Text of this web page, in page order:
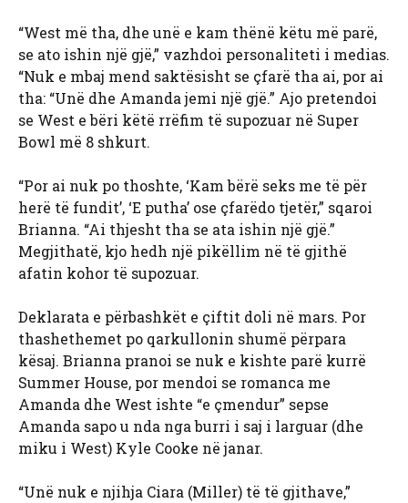
“West më tha, dhe unë e kam thënë këtu më parë,
se ato ishin një gjë,” vazhdoi personaliteti i medias.
“Nuk e mbaj mend saktësisht se çfarë tha ai, por ai
tha: “Unë dhe Amanda jemi një gjë.” Ajo pretendoi
se West e bëri këtë rrëfim të supozuar në Super
Bowl më 8 shkurt.
“Por ai nuk po thoshte, ‘Kam bërë seks me të për
herë të fundit’, ‘E putha’ ose çfarëdo tjetër,” sqaroi
Brianna. “Ai thjesht tha se ata ishin një gjë.”
Megjithatë, kjo hedh një pikëllim në të gjithë
afatin kohor të supozuar.
Deklarata e përbashkët e çiftit doli në mars. Por
thashethemet po qarkullonin shumë përpara
kësaj. Brianna pranoi se nuk e kishte parë kurrë
Summer House, por mendoi se romanca me
Amanda dhe West ishte “e çmendur” sepse
Amanda sapo u nda nga burri i saj i larguar (dhe
miku i West) Kyle Cooke në janar.
“Unë nuk e njihja Ciara (Miller) të të gjithave,”